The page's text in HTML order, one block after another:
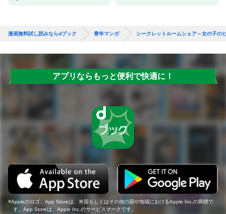
漫画無料試し読みならdブック 青年マンガ シークレットルームシェア～女の子の
アプリならもっと便利で快適に！
Appleのロゴ、App Storeは、米国もしくはその他の国や地域におけるApple Inc.の商標で
す。App Storeは、Apple Inc.のサービスマークです。